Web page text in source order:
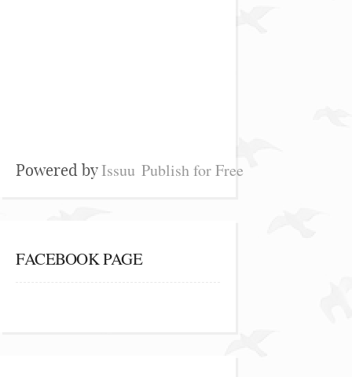
Powered byIssuu Publish for Free
FACEBOOK PAGE